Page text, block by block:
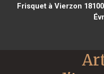
Frisquet à Vierzon 18100